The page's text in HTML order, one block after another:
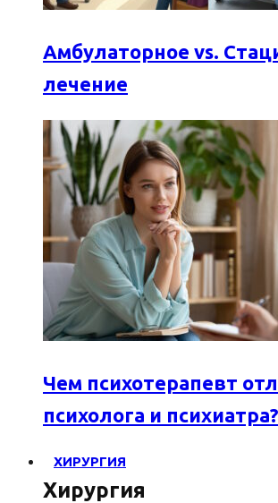
Амбулаторное vs.
лечение
Чем психотерапевт
психолога и психиатра?
ХИРУРГИЯ
Хирургия